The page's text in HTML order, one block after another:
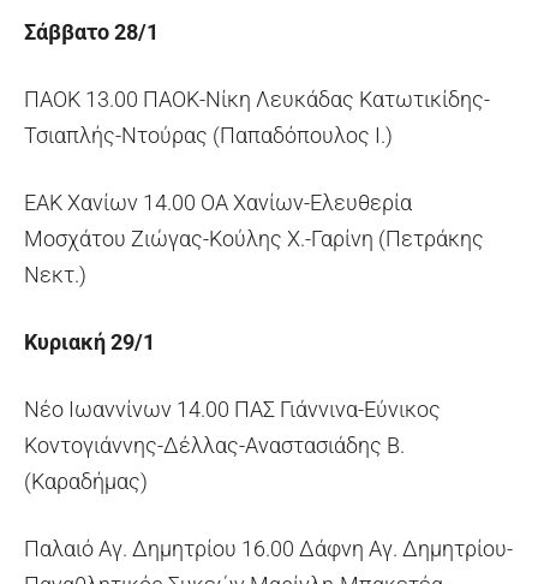
Σάββατο 28/1
ΠΑΟΚ 13.00 ΠΑΟΚ-Νίκη Λευκάδας Κατωτικίδης-
Τσιαπλής-Ντούρας (Παπαδόπουλος Ι.)
ΕΑΚ Χανίων 14.00 ΟΑ Χανίων-Ελευθερία
Μοσχάτου Ζιώγας-Κούλης Χ.-Γαρίνη (Πετράκης
Νεκτ.)
Κυριακή 29/1
Νέο Ιωαννίνων 14.00 ΠΑΣ Γιάννινα-Εύνικος
Κοντογιάννης-Δέλλας-Αναστασιάδης Β.
(Καραδήμας)
Παλαιό Αγ. Δημητρίου 16.00 Δάφνη Αγ. Δημητρίου-